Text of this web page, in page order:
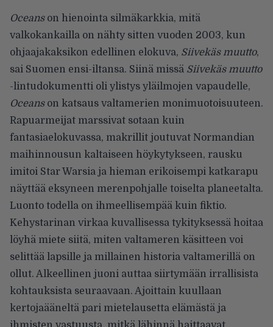
Oceanson hienointa silmäkarkkia, mitä
valkokankailla on nähty sitten vuoden 2003, kun
ohjaajakaksikon edellinen elokuva, Siivekäs muutto,
sai Suomen ensi-iltansa. Siinä missä Siivekäs muutto
-lintudokumentti oli ylistys yläilmojen vapaudelle,
Oceanson katsaus valtamerien monimuotoisuuteen.
Rapuarmeijat marssivat sotaan kuin
fantasiaelokuvassa, makrillit joutuvat Normandian
maihinnousun kaltaiseen höykytykseen, rausku
imitoi Star Warsia ja hieman erikoisempi katkarapu
näyttää eksyneen merenpohjalle toiselta planeetalta.
Luonto todella on ihmeellisempää kuin fiktio.
Kehystarinan virkaa kuvallisessa tykityksessä hoitaa
löyhä miete siitä, miten valtameren käsitteen voi
selittää lapsille ja millainen historia valtamerillä on
ollut. Alkeellinen juoni auttaa siirtymään irrallisista
kohtauksista seuraavaan. Ajoittain kuullaan
kertojaääneltä pari mietelausetta elämästä ja